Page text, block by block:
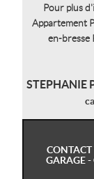
Pour plus
Appartement
en-bresse
STEPHANIE
CONTACT
GARAGE -